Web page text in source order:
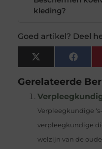
kleding?
Goed artikel? Deel
X
(Twitter)
Gerelateerde
Verpleegkundige
verpleegkundige
welzijn van de